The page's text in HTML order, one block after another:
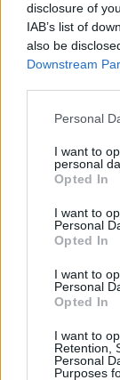
disclosure of
IAB’s list of
also be
Downstream
Please note
not limited to
grant or deny
use your data
consent section.
Personal
I want to
personal
Opted In
I want to
Personal
Opted In
I want to
Personal
Opted In
I want to
Retention,
Personal
Purposes
Orosz
HÍREK 31
Magyar
HÍREK 3 órája